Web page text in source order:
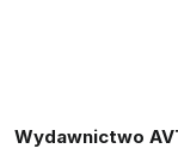
Wydawnictwo